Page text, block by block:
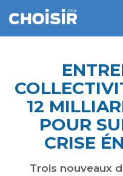
12
POUR
CRISE
Trois nouveaux